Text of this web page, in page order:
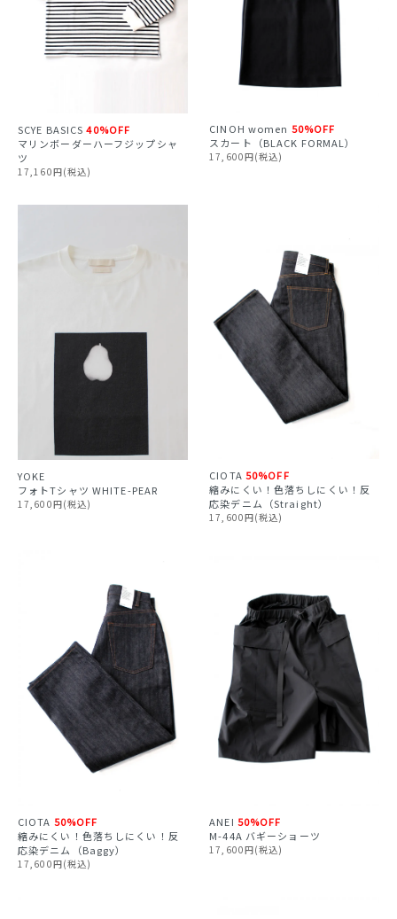
SCYE BASICS40%OFF
マリンボーダーハーフジップシャ
ツ
17,160円(税込)
CINOH women 50%OFF
スカート（BLACK FORMAL）
17,600円(税込)
YOKE
フォトTシャツ WHITE-PEAR
17,600円(税込)
CIOTA 50%OFF
縮みにくい！色落ちしにくい！反
応染デニム（Straight）
17,600円(税込)
CIOTA 50%OFF
縮みにくい！色落ちしにくい！反
応染デニム（Baggy）
17,600円(税込)
ANEI 50%OFF
M-44A バギーショーツ
17,600円(税込)